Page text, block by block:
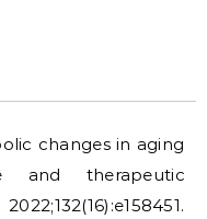
changes in aging
and therapeutic